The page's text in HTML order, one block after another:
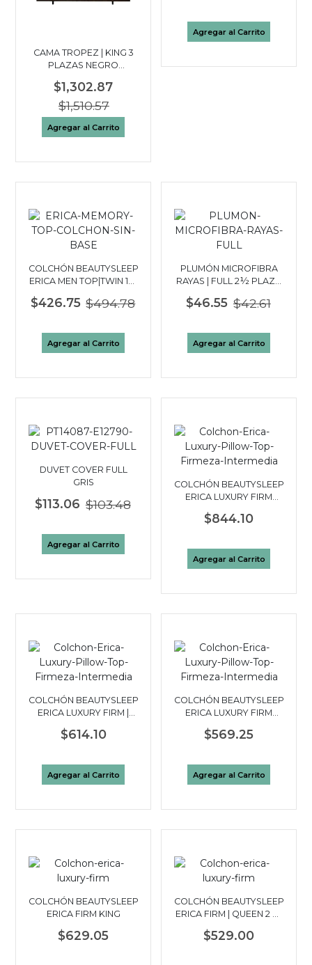
CAMA TROPEZ | KING 3
PLAZAS NEGRO
$1,302.87
$1,510.57
Agregar al Carrito
Agregar al Carrito
COLCHÓN BEAUTYSLEEP
ERICA MEN TOP|TWIN 1½
$426.75 $494.78
Agregar al Carrito
PLUMÓN MICROFIBRA
RAYAS | FULL 2½ PLAZA
$46.55 $42.61
Agregar al Carrito
DUVET COVER FULL
GRIS
$113.06 $103.48
Agregar al Carrito
COLCHÓN BEAUTYSLEEP
ERICA LUXURY FIRM
PILLOW TOP KING
$844.10
Agregar al Carrito
COLCHÓN BEAUTYSLEEP
ERICA LUXURY FIRM |
FULL 2 PLAZAS
$614.10
Agregar al Carrito
COLCHÓN BEAUTYSLEEP
ERICA LUXURY FIRM
PILLOW TOP|TWIN 1½
PLAZAS
$569.25
Agregar al Carrito
COLCHÓN BEAUTYSLEEP
ERICA FIRM KING
$629.05
COLCHÓN BEAUTYSLEEP
ERICA FIRM | QUEEN 2 ½
$529.00